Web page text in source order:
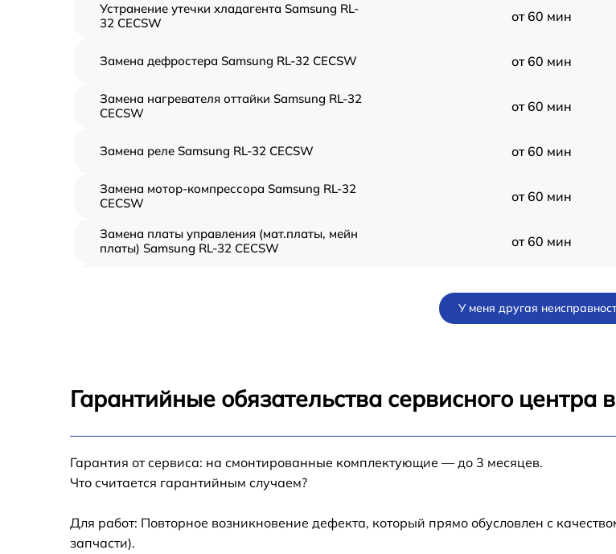
Устранение утечки хладагента Samsung RL-
32 CECSW
от 60 мин
Замена дефростера Samsung RL-32 CECSW от 60 мин
Замена нагревателя оттайки Samsung RL-32
CECSW
от 60 мин
Замена реле Samsung RL-32 CECSW от 60 мин
Замена мотор-компрессора Samsung RL-32
CECSW
от 60 мин
Замена платы управления (мат.платы, мейн
платы) Samsung RL-32 CECSW
от 60 мин
Замена электросхемы Samsung RL-32
CECSW
от 60 мин
Устранение засора трубопровода Samsung
У меня другая
Гарантийные обязательства сервисного центра
Гарантия от сервиса: на смонтированные комплектующие — до 3 месяцев.
Что считается гарантийным случаем?
Для работ: Повторное возникновение дефекта, который прямо обусловлен с
запчасти).